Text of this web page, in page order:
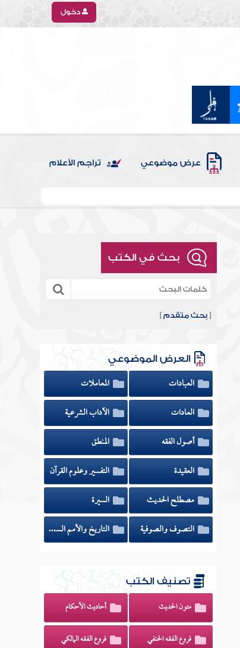
دخول
عرض موضوعي تراجم الأعلام
بحث في الكتب
[بحث متقدم ]
العرض الموضوعي
العبادات
المعاملات
العادات
الآداب الشرعية
أصول الفقه
المنطق
العقيدة
التفسير وعلوم القرآن
مصطلح الحديث
السيرة
التصوف والصوفية
التاريخ والأمم السابقة
تصنيف الكتب
متون الحديث أحاديث الأحكام
فروع الفقه الحنفي فروع الفقه المالكي